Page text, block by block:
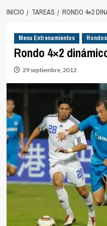
INICIO TAREAS RONDO 4×2
Menu Entrenamientos Rondos
Rondo 4×2
29 septiembre, 2012